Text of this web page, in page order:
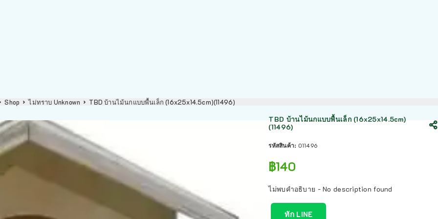
Shop ไม่ทราบ Unknown TBD บ้านไม้นกแบบพื้นเล็ก (16x25x14.5cm)(11496)
TBD บ้านไม้นกแบบพื้นเล็ก (16x25x14.5cm)
(11496)
รหัสสินค้า: 011496
฿140
ไม่พบคำอธิบาย - No description found
ทัก LINE